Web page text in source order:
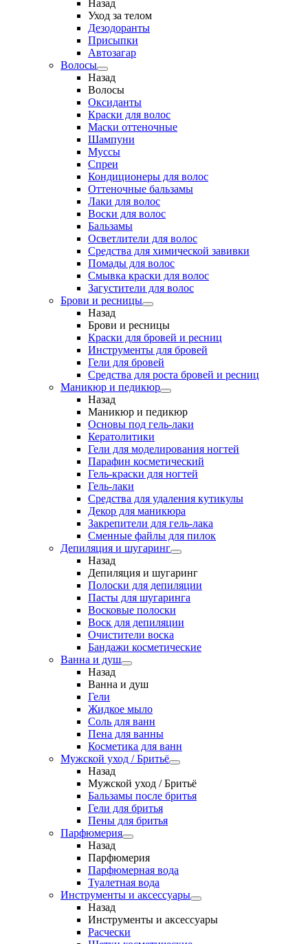
Назад
Уход за телом
Дезодоранты
Присыпки
Автозагар
Волосы
Назад
Волосы
Оксиданты
Краски для волос
Маски оттеночные
Шампуни
Муссы
Спреи
Кондиционеры для волос
Оттеночные бальзамы
Лаки для волос
Воски для волос
Бальзамы
Осветлители для волос
Средства для химической завивки
Помады для волос
Смывка краски для волос
Загустители для волос
Брови и ресницы
Назад
Брови и ресницы
Краски для бровей и ресниц
Инструменты для бровей
Гели для бровей
Средства для роста бровей и ресниц
Маникюр и педикюр
Назад
Маникюр и педикюр
Основы под гель-лаки
Кератолитики
Гели для моделирования ногтей
Парафин косметический
Гель-краски для ногтей
Гель-лаки
Средства для удаления кутикулы
Декор для маникюра
Закрепители для гель-лака
Сменные файлы для пилок
Депиляция и шугаринг
Назад
Депиляция и шугаринг
Полоски для депиляции
Пасты для шугаринга
Восковые полоски
Воск для депиляции
Очистители воска
Бандажи косметические
Ванна и душ
Назад
Ванна и душ
Гели
Жидкое мыло
Соль для ванн
Пена для ванны
Косметика для ванн
Мужской уход / Бритьё
Назад
Мужской уход / Бритьё
Бальзамы после бритья
Гели для бритья
Пены для бритья
Парфюмерия
Назад
Парфюмерия
Парфюмерная вода
Туалетная вода
Инструменты и аксессуары
Назад
Инструменты и аксессуары
Расчески